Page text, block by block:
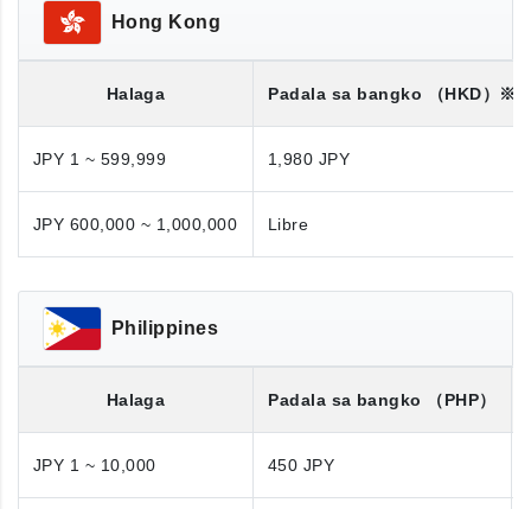
Hong Kong
Halaga Padala sa bangko （HKD）※
JPY 1 ~ 599,999 1,980 JPY
JPY 600,000 ~ 1,000,000 Libre
Philippines
Halaga Padala sa bangko （PHP）
JPY 1 ~ 10,000 450 JPY